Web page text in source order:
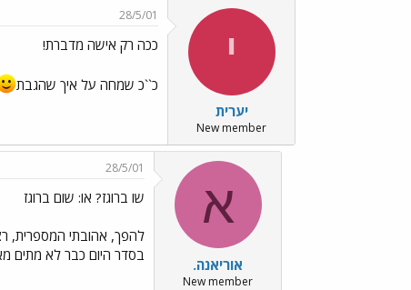
י
יערית
New member
28/5/01
ככה רק אישה מדברת!
כ``כ שמחה על איך שהגבת
א
אוריאנה.
New member
28/5/01
שו ברוגז? או: שום ברוגז
להפך, אהובתי המספרית,
בסדר היום כבר לא מתים